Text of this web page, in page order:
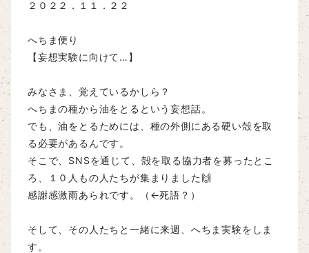
２０２２．１１．２２
へちま便り
【妄想実験に向けて…】
みなさま、覚えているかしら？
へちまの種から油をとるという妄想話。
でも、油をとるためには、種の外側にある硬い殻を取
る必要があるんです。
そこで、SNSを通じて、殻を取る協力者を募ったとこ
ろ、１０人もの人たちが集まりました🙌
感謝感激雨あられです。（←死語？）
そして、その人たちと一緒に来週、へちま実験をしま
す。